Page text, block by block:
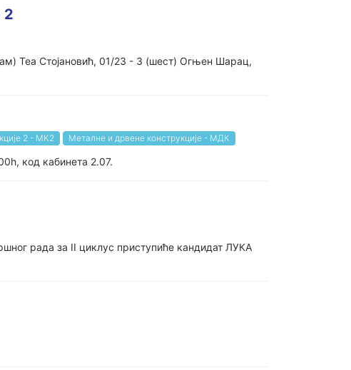
2
Теа Стојановић, 01/23 - 3 (шест) Огњен Шарац,
2 - МК2 Металне и дрвене конструкције - МДК
код кабинета 2.07.
рада за II циклус приступиће кандидат ЛУКА